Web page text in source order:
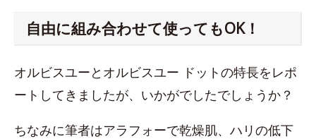
自由に組み合わせて使ってもOK！
オルビスユーとオルビスユー ドットの特長をレポ
ートしてきましたが、いかがでしたでしょうか？
ちなみに筆者はアラフォーで乾燥肌、ハリの低下